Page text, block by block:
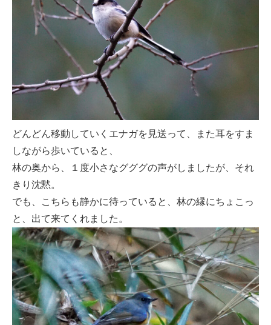
どんどん移動していくエナガを見送って、また耳をすま
しながら歩いていると、
林の奥から、１度小さなグググの声がしましたが、それ
きり沈黙。
でも、こちらも静かに待っていると、林の縁にちょこっ
と、出て来てくれました。